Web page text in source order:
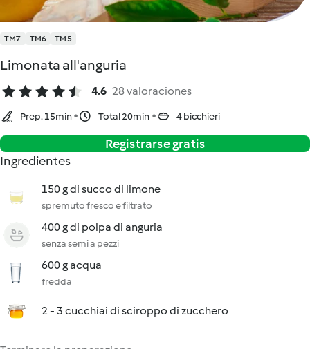
TM7 TM6 TM5
Limonata all'anguria
4.6 28 valoraciones
Prep. 15min Total 20min 4 bicchieri
Registrarse gratis
Ingredientes
150 g di succo di limone
spremuto fresco e filtrato
400 g di polpa di anguria
senza semi a pezzi
600 g acqua
fredda
2 - 3 cucchiai di sciroppo di zucchero